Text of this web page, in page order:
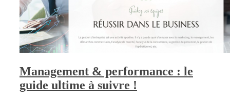
Management & performance : le
guide ultime à suivre !